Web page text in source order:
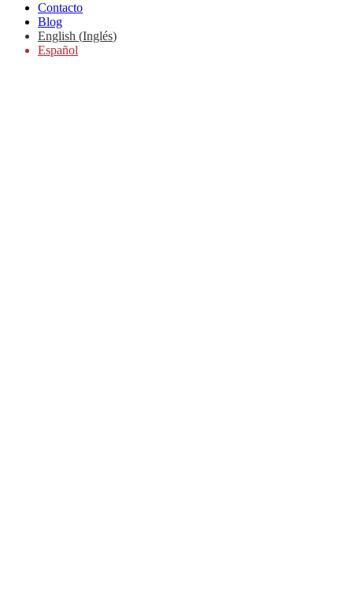
Contacto
Blog
English (Inglés)
Español